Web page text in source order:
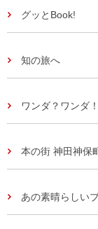
グッとBook!
知の旅へ
ワンダ？ワンダ！
本の街 神田神保
あの素晴らしい